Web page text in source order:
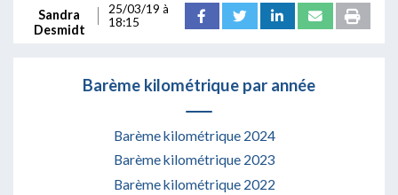
Sandra
Desmidt
25/03/19 à
18:15
Barème kilométrique par année
Barème kilométrique 2024
Barème kilométrique 2023
Barème kilométrique 2022